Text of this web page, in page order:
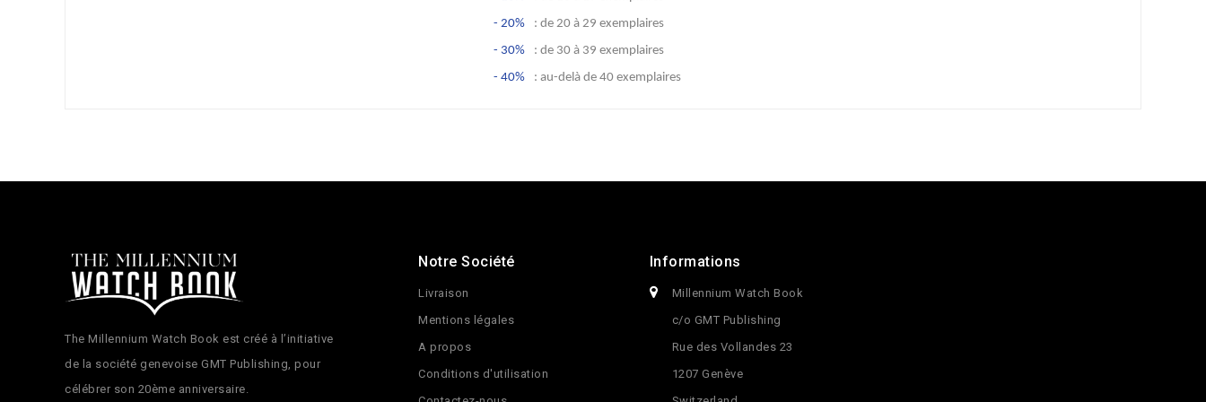
- 20%
: de 20 à 29 exemplaires
- 30%
: de 30 à 39 exemplaires
- 40%
: au-delà de 40 exemplaires
The Millennium Watch Book est créé à l’initiative
de la société genevoise GMT Publishing, pour
célébrer son 20ème anniversaire.
Notre Société
Livraison
Mentions légales
A propos
Conditions d'utilisation
Informations
Millennium Watch Book
c/o GMT Publishing
Rue des Vollandes 23
1207 Genève